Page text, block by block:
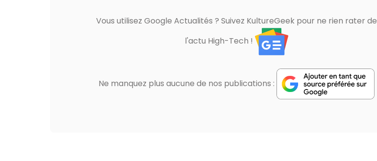
Vous utilisez Google Actualités ? Suivez KultureGeek pour ne rien rater de
l'actu High-Tech !
Ne manquez plus aucune de nos publications :